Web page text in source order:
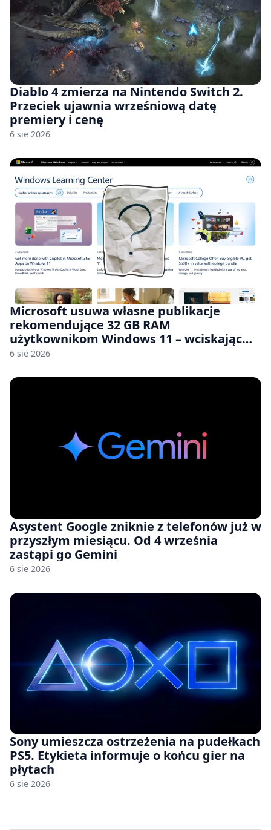
Diablo 4 zmierza na Nintendo Switch 2.
Przeciek ujawnia wrześniową datę
premiery i cenę
6 sie 2026
Microsoft usuwa własne publikacje
rekomendujące 32 GB RAM
użytkownikom Windows 11 – wciskając
nam przy tym komputery z 8 GB RAM po
6 sie 2026
Asystent Google zniknie z telefonów już w
przyszłym miesiącu. Od 4 września
zastąpi go Gemini
6 sie 2026
Sony umieszcza ostrzeżenia na pudełkach
PS5. Etykieta informuje o końcu gier na
płytach
6 sie 2026